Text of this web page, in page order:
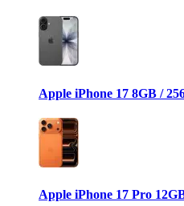
Apple iPhone 17 8GB /
Apple iPhone 17 Pro